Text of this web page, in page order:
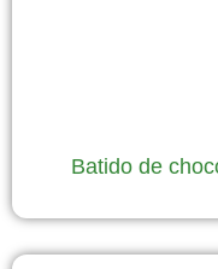
Batido de